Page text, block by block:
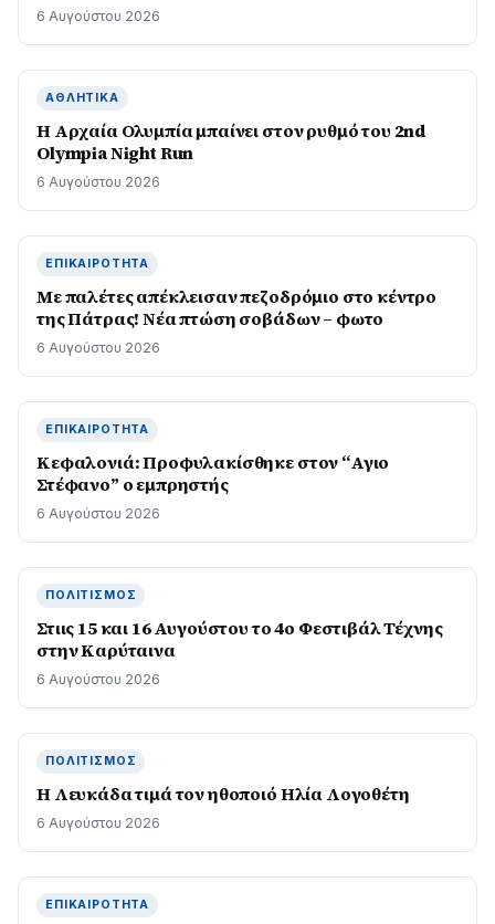
6 Αυγούστου 2026
ΑΘΛΗΤΙΚΆ
Η Αρχαία Ολυμπία μπαίνει στον ρυθμό του 2nd
Olympia Night Run
6 Αυγούστου 2026
ΕΠΙΚΑΙΡΌΤΗΤΑ
Με παλέτες απέκλεισαν πεζοδρόμιο στο κέντρο
της Πάτρας! Νέα πτώση σοβάδων – φωτο
6 Αυγούστου 2026
ΕΠΙΚΑΙΡΌΤΗΤΑ
Κεφαλονιά: Προφυλακίσθηκε στον “Αγιο
Στέφανο” ο εμπρηστής
6 Αυγούστου 2026
ΠΟΛΙΤΙΣΜΌΣ
Στιις 15 και 16 Αυγούστου το 4ο Φεστιβάλ Τέχνης
στην Καρύταινα
6 Αυγούστου 2026
ΠΟΛΙΤΙΣΜΌΣ
Η Λευκάδα τιμά τον ηθοποιό Ηλία Λογοθέτη
6 Αυγούστου 2026
ΕΠΙΚΑΙΡΌΤΗΤΑ